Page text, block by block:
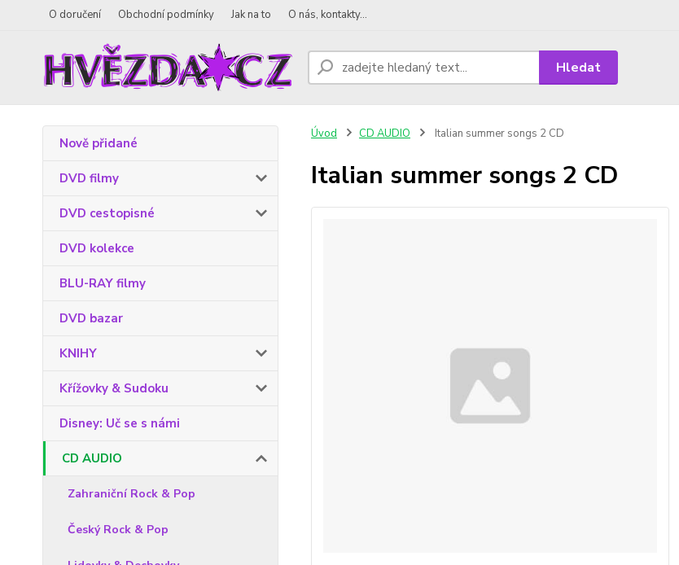
O doručení Obchodní podmínky Jak na to O nás, kontakty...
Hledat
Nově přidané
DVD filmy
DVD cestopisné
DVD kolekce
BLU-RAY filmy
DVD bazar
KNIHY
Křížovky & Sudoku
Disney: Uč se s námi
CD AUDIO
Zahraniční Rock & Pop
Český Rock & Pop
Úvod CD AUDIO Italian summer songs 2 CD
Italian summer songs 2 CD